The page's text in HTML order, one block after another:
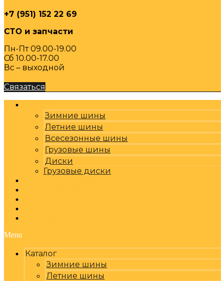
+7 (951) 152 22 69
СТО и запчасти
Пн-Пт 09.00-19.00
Сб 10.00-17.00
Вс – выходной
Связаться
Зимние шины
Летние шины
Всесезонные шины
Грузовые шины
Диски
Грузовые диски
Menu
Каталог
Зимние шины
Летние шины